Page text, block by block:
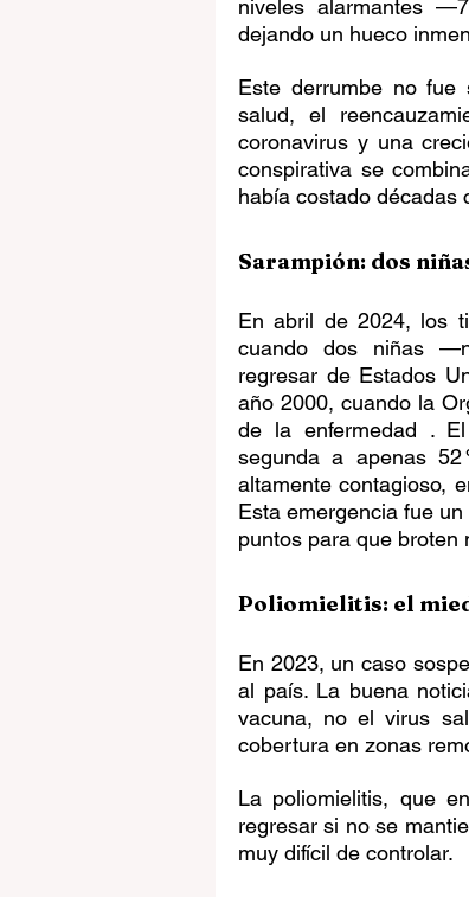
niveles alarmantes
dejando un hueco
Este derrumbe no
salud, el
coronavirus y una
conspirativa se
había costado décadas
Sarampión: dos
En abril de 2024, los
cuando dos niñas
regresar de Estados
año 2000, cuando la
de la enfermedad .
segunda a apenas
altamente contagioso,
Esta emergencia fue
puntos para que broten
Poliomielitis: el
En 2023, un caso
al país. La buena
vacuna, no el virus
cobertura en zonas
La poliomielitis, que
regresar si no se
muy difícil de controlar.